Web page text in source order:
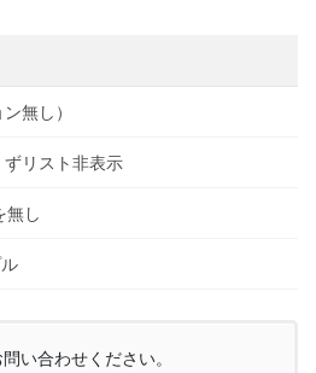
無し）
リスト非表示
無し
い合わせください。